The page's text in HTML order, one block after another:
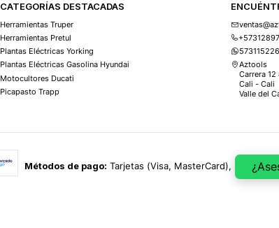
CATEGORÍAS DESTACADAS
Herramientas Truper
Herramientas Pretul
Plantas Eléctricas Yorking
Plantas Eléctricas Gasolina Hyundai
Motocultores Ducati
Picapasto Trapp
Aztools
Carrera
Cali - Cali
Valle del
Métodos de pago: Tarjetas (Visa, MasterCard), PSE,